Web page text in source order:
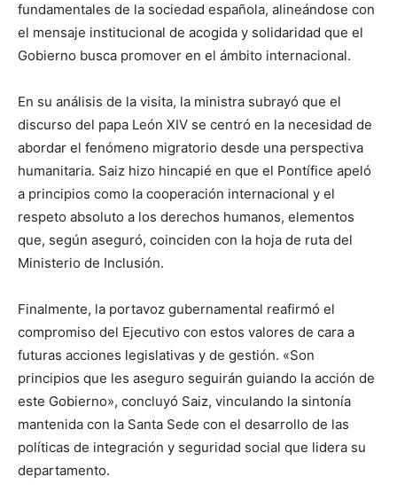
fundamentales de la sociedad española, alineándose con
el mensaje institucional de acogida y solidaridad que el
Gobierno busca promover en el ámbito internacional.
En su análisis de la visita, la ministra subrayó que el
discurso del papa León XIV se centró en la necesidad de
abordar el fenómeno migratorio desde una perspectiva
humanitaria. Saiz hizo hincapié en que el Pontífice apeló
a principios como la cooperación internacional y el
respeto absoluto a los derechos humanos, elementos
que, según aseguró, coinciden con la hoja de ruta del
Ministerio de Inclusión.
Finalmente, la portavoz gubernamental reafirmó el
compromiso del Ejecutivo con estos valores de cara a
futuras acciones legislativas y de gestión. «Son
principios que les aseguro seguirán guiando la acción de
este Gobierno», concluyó Saiz, vinculando la sintonía
mantenida con la Santa Sede con el desarrollo de las
políticas de integración y seguridad social que lidera su
departamento.